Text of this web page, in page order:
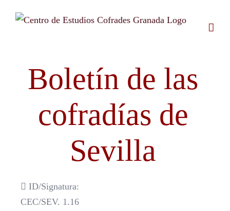
Boletín de las
cofradías de
Sevilla
ID/Signatura:
CEC/SEV. 1.16